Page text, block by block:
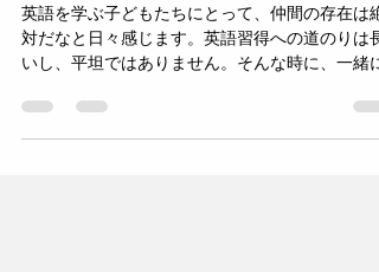
仲間がいるということ
英語を学ぶ子どもたちにとって、仲間の存在は絶
いし、平坦ではありません。そんな時に、一緒に
学ぶ仲間の存在が感じられて、一緒に頑張ろう！